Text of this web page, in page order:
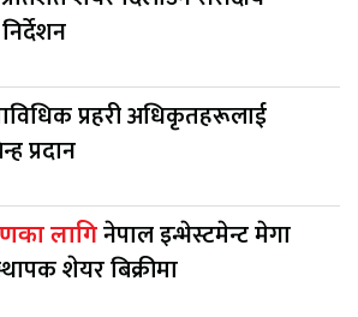
प्रहरी अधिकृतहरूलाई
प्रदान
लागिनेपाल इन्भेस्टमेन्ट मेगा
शेयर बिक्रीमा